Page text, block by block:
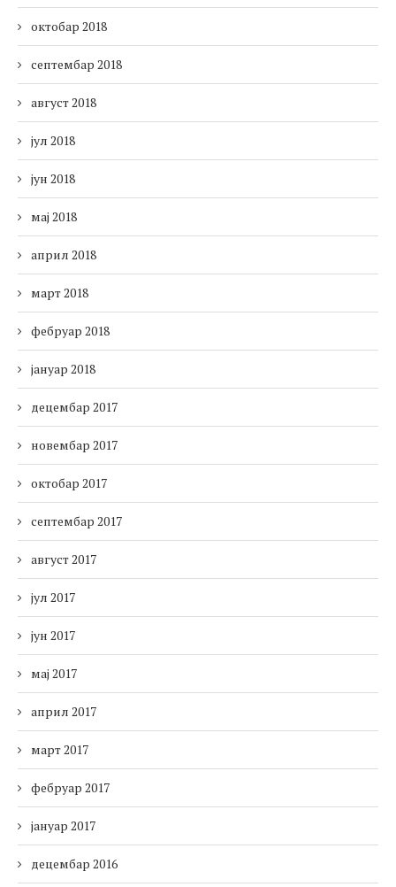
октобар 2018
септембар 2018
август 2018
јул 2018
јун 2018
мај 2018
април 2018
март 2018
фебруар 2018
јануар 2018
децембар 2017
новембар 2017
октобар 2017
септембар 2017
август 2017
јул 2017
јун 2017
мај 2017
април 2017
март 2017
фебруар 2017
јануар 2017
децембар 2016